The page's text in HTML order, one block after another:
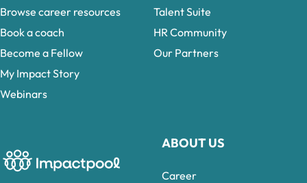
ABOUT US
Career
Browse career resources
Book a coach
Become a Fellow
My Impact Story
Webinars
Talent Suite
HR Community
Our Partners